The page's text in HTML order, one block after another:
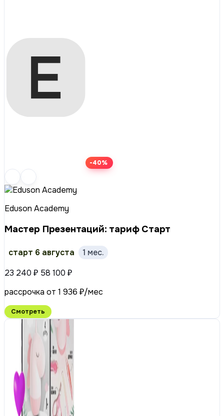
-40%
Eduson Academy
Мастер Презентаций: тариф Старт
старт 6 августа
1 мес.
23 240 ₽ 58 100 ₽
рассрочка от 1 936 ₽/мес
Смотреть